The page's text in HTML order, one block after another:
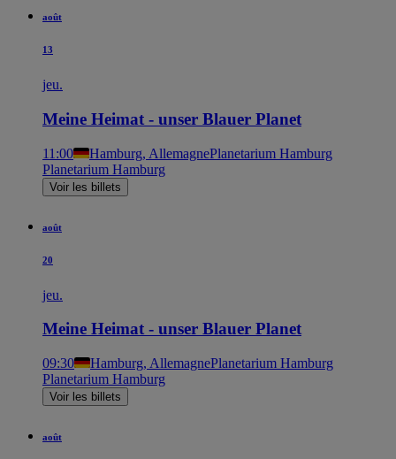
août
13
jeu.
Meine Heimat - unser Blauer Planet
11:00 Hamburg, AllemagnePlanetarium Hamburg
Planetarium Hamburg
Voir les billets
août
20
jeu.
Meine Heimat - unser Blauer Planet
09:30 Hamburg, AllemagnePlanetarium Hamburg
Planetarium Hamburg
Voir les billets
août